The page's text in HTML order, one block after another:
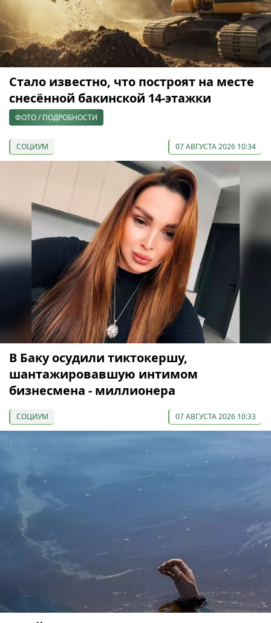
Стало известно, что построят на месте
снесённой бакинской 14-этажки
ФОТО / ПОДРОБНОСТИ
СОЦИУМ 07 АВГУСТА 2026 10:34
В Баку осудили тиктокершу,
шантажировавшую интимом
бизнесмена - миллионера
СОЦИУМ 07 АВГУСТА 2026 10:33